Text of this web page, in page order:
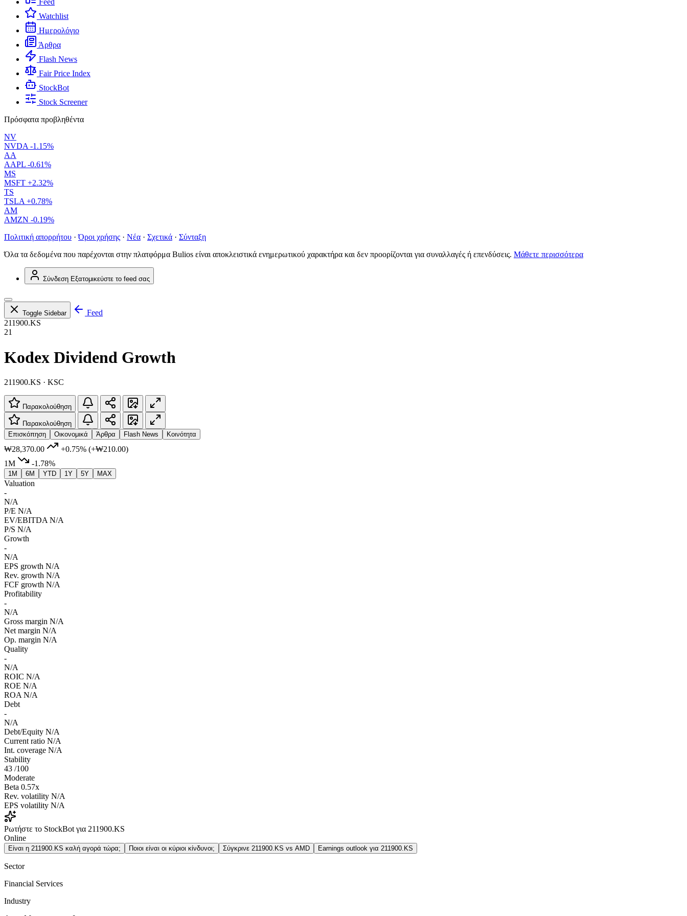
Feed
Watchlist
Ημερολόγιο
Άρθρα
Flash News
Fair Price Index
StockBot
Stock Screener
Πρόσφατα προβληθέντα
NV
NVDA -1.15%
AA
AAPL -0.61%
MS
MSFT +2.32%
TS
TSLA +0.78%
AM
AMZN -0.19%
Πολιτική απορρήτου · Όροι χρήσης · Νέα · Σχετικά · Σύνταξη
Όλα τα δεδομένα που παρέχονται στην πλατφόρμα Bulios είναι αποκλειστικά ενημερωτικού χαρακτήρα και δεν προορίζονται για συναλλαγές ή επενδύσεις. Μάθετε περισσότερα
Σύνδεση Εξατομικεύστε το feed σας
Toggle Sidebar
Feed
211900.KS
21
Kodex Dividend Growth
211900.KS · KSC
Παρακολούθηση
Παρακολούθηση
Επισκόπηση
Οικονομικά Άρθρα Flash News Κοινότητα
₩28,370.00 +0.75% (+₩210.00)
1M
-1.78%
1M 6M YTD 1Y 5Y MAX
Valuation
-
N/A
P/E N/A
EV/EBITDA N/A
P/S N/A
Growth
-
N/A
EPS growth N/A
Rev. growth N/A
FCF growth N/A
Profitability
-
N/A
Gross margin N/A
Net margin N/A
Op. margin N/A
Quality
-
N/A
ROIC N/A
ROE N/A
ROA N/A
Debt
-
N/A
Debt/Equity N/A
Current ratio N/A
Int. coverage N/A
Stability
43 /100
Moderate
Beta 0.57x
Rev. volatility N/A
EPS volatility N/A
Ρωτήστε το StockBot για 211900.KS
Online
Είναι η 211900.KS καλή αγορά τώρα; Ποιοι είναι οι κύριοι κίνδυνοι; Σύγκρινε 211900.KS vs AMD Earnings outlook για 211900.KS
Sector
Financial Services
Industry